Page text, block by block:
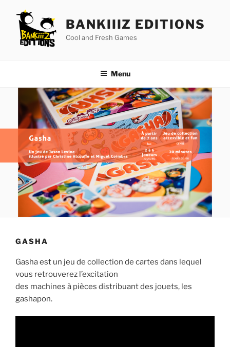
contenu
principal
BANKIIIZ EDITIONS
Cool and Fresh Games
Menu
GASHA
Gasha est un jeu de collection de cartes dans lequel
vous retrouverez l’excitation
des machines à pièces distribuant des jouets, les
gashapon.